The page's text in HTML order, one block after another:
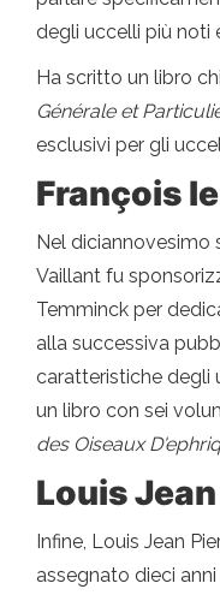
degli uccelli più noti
Ha scritto un libro
Générale et
esclusivi per gli
François
Nel diciannovesimo
Vaillant fu
Temminck per
alla successiva
caratteristiche degli
un libro con sei
des Oiseaux
Louis
Infine, Louis Jean
assegnato dieci